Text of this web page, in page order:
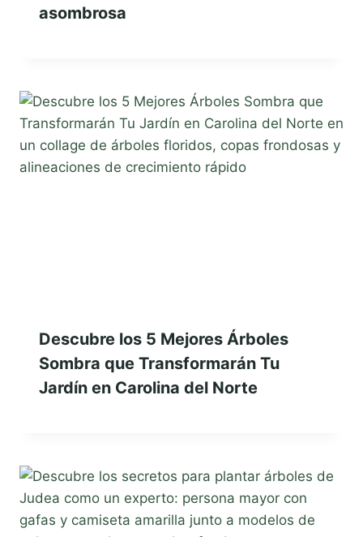
asombrosa
Descubre los 5 Mejores Árboles
Sombra que Transformarán Tu
Jardín en Carolina del Norte